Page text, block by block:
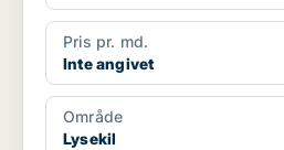
Pris pr. md.
Inte angivet
Område
Lysekil